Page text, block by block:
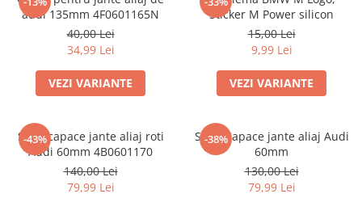
audi 135mm 4F0601165N
40,00 Lei
34,99 Lei
VEZI VARIANTE
Sticker M Power silicon
15,00 Lei
9,99 Lei
VEZI VARIANTE
-43%
Set 4 capace jante aliaj roti
Audi 60mm 4B0601170
140,00 Lei
79,99 Lei
-38%
Set 4 Capace jante aliaj Audi
60mm
130,00 Lei
79,99 Lei